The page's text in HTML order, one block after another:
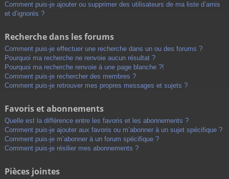
Comment puis-je ajouter ou supprimer des utilisateurs de ma liste d’amis
et d’ignorés ?
Recherche dans les forums
Comment puis-je effectuer une recherche dans un ou des forums ?
Pourquoi ma recherche ne renvoie aucun résultat ?
Pourquoi ma recherche renvoie à une page blanche ?!
Comment puis-je rechercher des membres ?
Comment puis-je retrouver mes propres messages et sujets ?
Favoris et abonnements
Quelle est la différence entre les favoris et les abonnements ?
Comment puis-je ajouter aux favoris ou m’abonner à un sujet spécifique ?
Comment puis-je m’abonner à un forum spécifique ?
Comment puis-je résilier mes abonnements ?
Pièces jointes